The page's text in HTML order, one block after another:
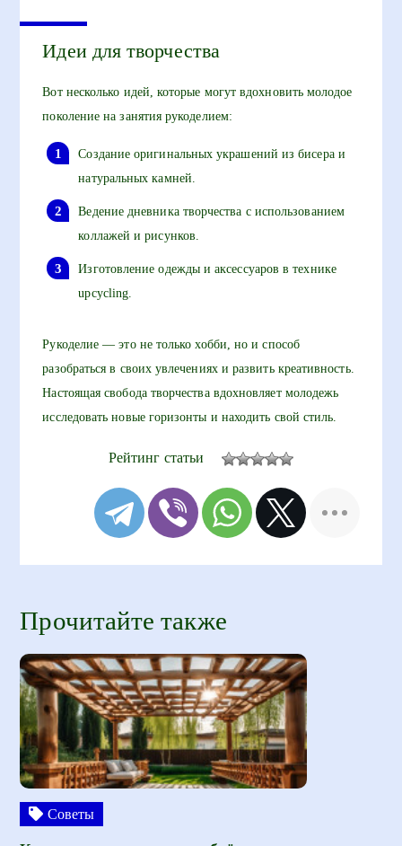
Идеи для творчества
Вот несколько идей, которые могут вдохновить молодое
поколение на занятия рукоделием:
Создание оригинальных украшений из бисера и
натуральных камней.
Ведение дневника творчества с использованием
коллажей и рисунков.
Изготовление одежды и аксессуаров в технике
upcycling.
Рукоделие — это не только хобби, но и способ
разобраться в своих увлечениях и развить креативность.
Настоящая свобода творчества вдохновляет молодежь
исследовать новые горизонты и находить свой стиль.
Рейтинг статьи
Прочитайте также
Советы